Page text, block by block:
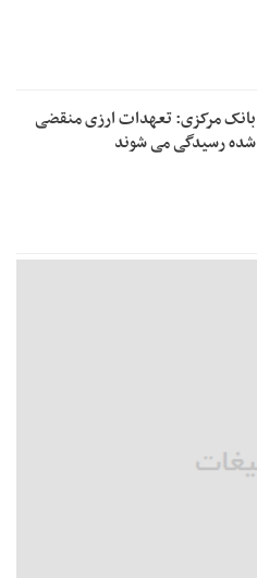
بانک مرکزی: تعهدات ارزی منقضی
شده رسیدگی می شوند